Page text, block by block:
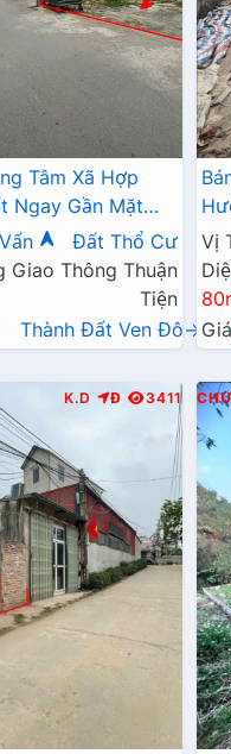
Tâm Xã Hợp
Ngay Gần Mặt
Đất Thổ Cư
Giao Thông Thuận
Tiện
Thành Đất Ven Đô→
Vị
K.D Đ 3411